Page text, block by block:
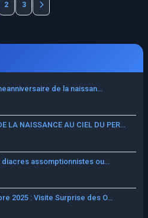
2 3
de la naissan...
LA NAISSANCE AU CIEL DU PER...
assomptionnistes ou...
2025 : Visite Surprise des O...